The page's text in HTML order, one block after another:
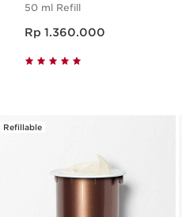
50 ml Refill
Rp 1.360.000
Refillable